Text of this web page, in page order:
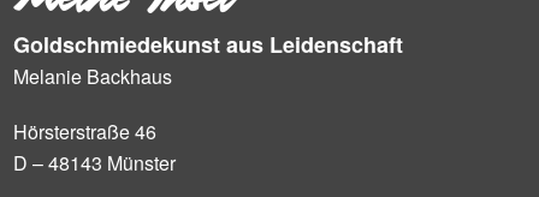
Goldschmiedekunst aus Leidenschaft
Melanie Backhaus
Hörsterstraße 46
D – 48143 Münster